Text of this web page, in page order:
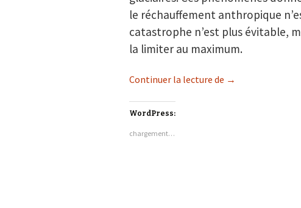
le réchauffement anthropique
catastrophe n’est plus évitable,
la limiter au maximum.
Continuer la lecture de RAPPORT DU
→
WordPress:
chargement…